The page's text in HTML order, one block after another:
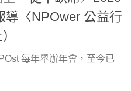
導〈NPOwer 公益行
每年舉辦年會，至今已